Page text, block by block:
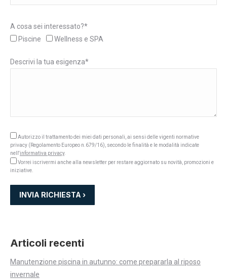
A cosa sei interessato?*
Piscine
Wellness e SPA
Descrivi la tua esigenza*
Autorizzo il trattamento dei miei dati personali, ai sensi delle vigenti normative
privacy (Regolamento Europeo n.679/16), secondo le finalità e le modalità indicate
nell'informativa privacy.
Vorrei iscrivermi anche alla newsletter per restare aggiornato su novità, promozioni e
iniziative.
Articoli recenti
Manutenzione piscina in autunno: come prepararla al riposo
invernale